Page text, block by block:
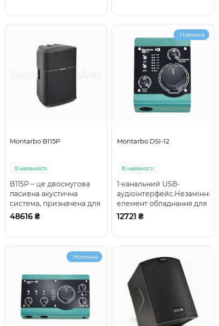
Montarbo B115P
В наявності
B115P – це двосмугова
пасивна акустична
система, призначена для
використання в
48616 ₴
Новинка
Montarbo DSI-12
В наявності
1-канальний USB-
аудіоінтерфейс.Незамінний
елемент обладнання для
домашньої студії
12721 ₴
Новинка